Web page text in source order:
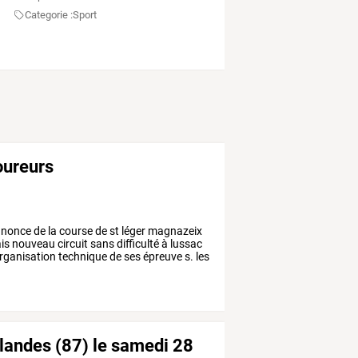
Categorie :Sport
de la coursedest léger magnazeix
nouveau circuit sansdifficultéà lussac
techniquedesesépreuves. les
(87) le samedi 28